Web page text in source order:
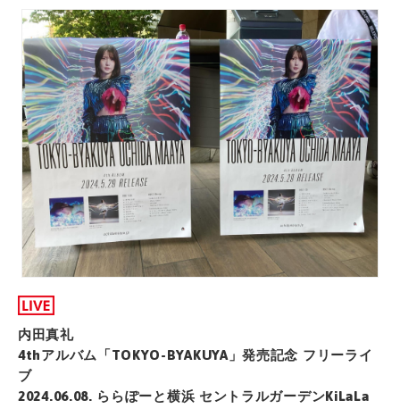
内田真礼
4thアルバム「TOKYO-BYAKUYA」発売記念 フリーライ
ブ
2024.06.08. ららぽーと横浜 セントラルガーデンKiLaLa